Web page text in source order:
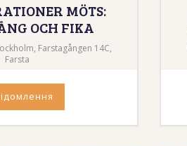
MÖTS:
OCH FIKA
Farstagången 14C,
Farsta